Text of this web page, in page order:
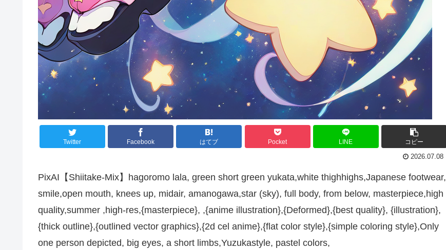
Twitter Facebook はてブ Pocket LINE コピー
2026.07.08
PixAI【Shiitake-Mix】hagoromo lala, green short green yukata,white thighhighs,Japanese footwear,
smile,open mouth, knees up, midair, amanogawa,star (sky), full body, from below, masterpiece,high
quality,summer ,high-res,{masterpiece}, ,{anime illustration},{Deformed},{best quality}, {illustration},
{thick outline},{outlined vector graphics},{2d cel anime},{flat color style},{simple coloring style},Only
one person depicted, big eyes, a short limbs,Yuzukastyle, pastel colors,